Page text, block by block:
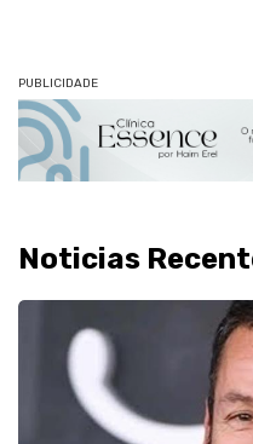
PUBLICIDADE
Noticias